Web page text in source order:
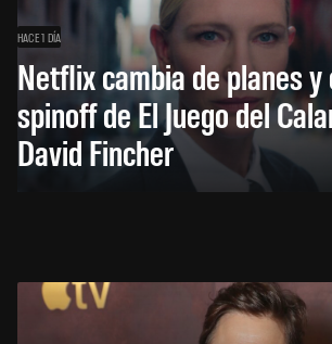
HACE 1 DÍA
Netflix cambia de planes y
spinoff de El Juego del
David Fincher